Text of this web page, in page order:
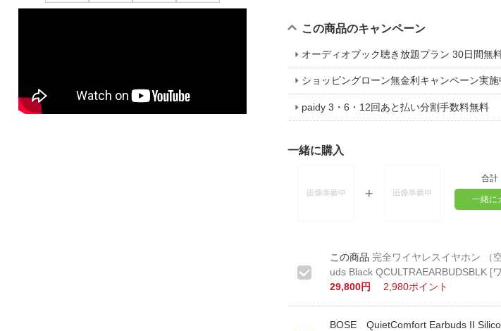
この商品のキャンペーン
オーディオブック聴き放題プラン 30日間無
ショッピングローン無金利キャンペーン実施
paidy 3・6・12回あと払い分割手数料無料
一緒に購入
合計
一緒に
完全ワイヤレスイヤホン （
uds Black QCULTRAEARBUDSBLK [
29,800円
2,980ポイント
BOSE QuietComfort Earbuds II